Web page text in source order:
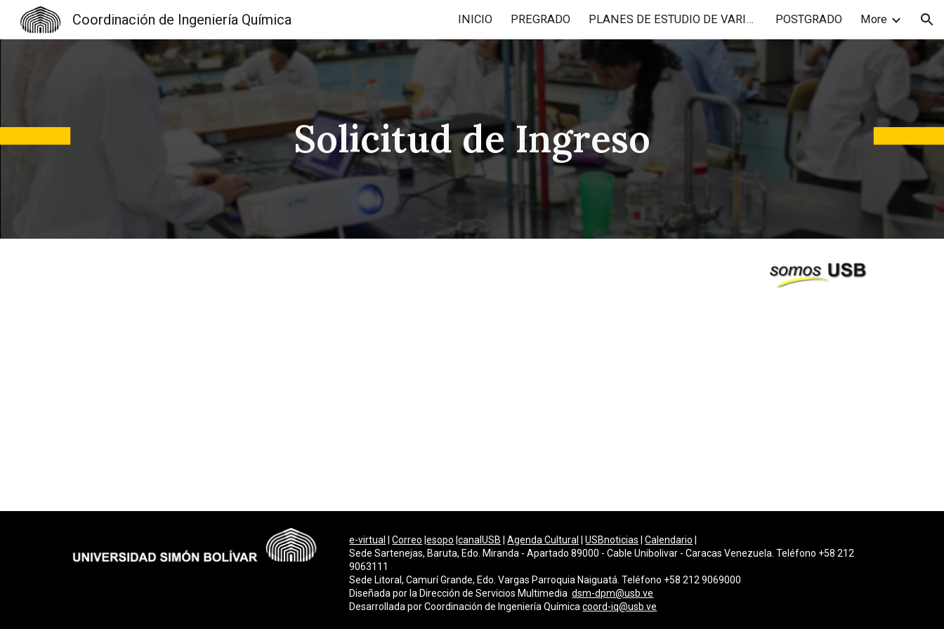
Skip to navigation
Coordinación de Ingeniería Química INICIO PREGRADO PLANES DE ESTUDIO DE VARIOS AÑOS POSTGRADO More
Solicitud de Ingreso
e-virtual |Correo |esopo |canalUSB |Agenda Cultural |USBnoticias |Calendario
Sede Sartenejas, Baruta, Edo. Miranda - Apartado 89000 - Cable Unibolivar - Caracas Venezuela. Teléfono +58 212
9063111
Sede Litoral, Camurí Grande, Edo. Vargas Parroquia Naiguatá. Teléfono +58 212 9069000
Diseñada por la Dirección de Servicios Multimediadsm-dpm@usb.ve
Desarrollada porCoordinación de Ingeniería Químicacoord-iq@usb.ve